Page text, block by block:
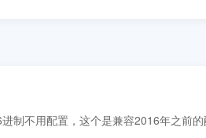
制不用配置，这个是兼容2016年之前